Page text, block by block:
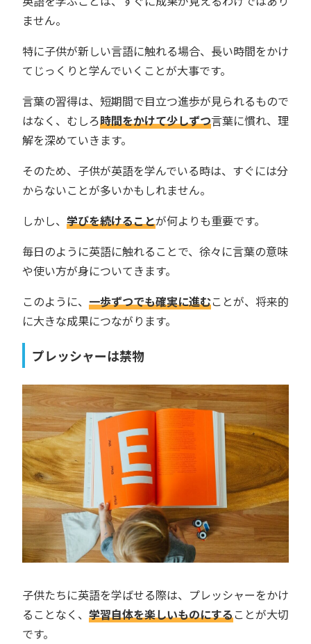
ません。
特に子供が新しい言語に触れる場合、長い時間をかけ
てじっくりと学んでいくことが大事です。
言葉の習得は、短期間で目立つ進歩が見られるもので
はなく、むしろ時間をかけて少しずつ言葉に慣れ、理
解を深めていきます。
そのため、子供が英語を学んでいる時は、すぐには分
からないことが多いかもしれません。
しかし、 学びを続けることが何よりも重要です。
毎日のように英語に触れることで、徐々に言葉の意味
や使い方が身についてきます。
このように、 一歩ずつでも確実に進むことが、将来的
に大きな成果につながります。
プレッシャーは禁物
子供たちに英語を学ばせる際は、プレッシャーをかけ
ることなく、 学習自体を楽しいものにすることが大切
です。